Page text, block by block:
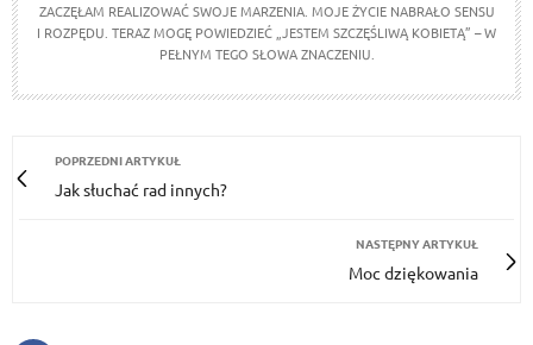
ZACZĘŁAM REALIZOWAĆ SWOJE MARZENIA. MOJE ŻYCIE NABRAŁO SENSU
I ROZPĘDU. TERAZ MOGĘ POWIEDZIEĆ „JESTEM SZCZĘŚLIWĄ KOBIETĄ” – W
PEŁNYM TEGO SŁOWA ZNACZENIU.
POPRZEDNI ARTYKUŁ
Jak słuchać rad innych?
NASTĘPNY ARTYKUŁ
Moc dziękowania